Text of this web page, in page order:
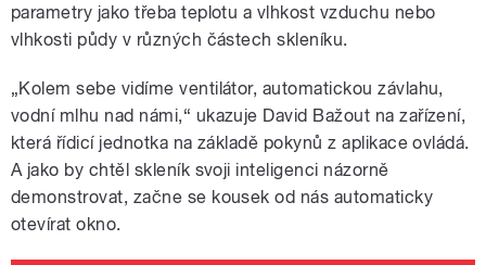
parametry jako třeba teplotu a vlhkost vzduchu nebo
vlhkosti půdy v různých částech skleníku.
„Kolem sebe vidíme ventilátor, automatickou závlahu,
vodní mlhu nad námi,“ ukazuje David Bažout na zařízení,
která řídicí jednotka na základě pokynů z aplikace ovládá.
A jako by chtěl skleník svoji inteligenci názorně
demonstrovat, začne se kousek od nás automaticky
otevírat okno.